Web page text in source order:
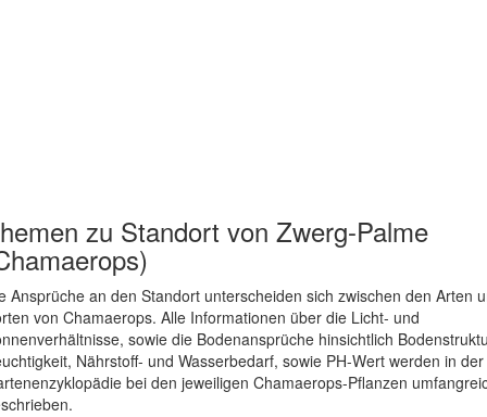
zu Standort von Zwerg-Palme
Ansprüche an den Standort unterscheiden sich zwischen den Arten
von Chamaerops. Alle Informationen über die Licht- und
sowie die Bodenansprüche hinsichtlich
Nährstoff- und Wasserbedarf, sowie PH-Wert werden in der
bei den jeweiligen Chamaerops-Pflanzen